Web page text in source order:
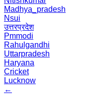
Madhya_pradesh
Nsui
उत्तरप्रदेश
Pmmodi
Rahulgandhi
Uttarpradesh
Haryana
Cricket
Lucknow
←